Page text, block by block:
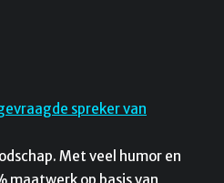
spreker van
Met veel humor en